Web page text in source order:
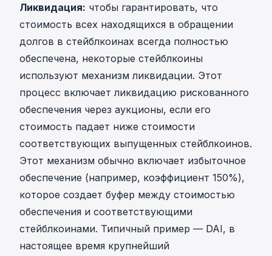
Ликвидация: чтобы гарантировать, что
стоимость всех находящихся в обращении
долгов в стейблкоинах всегда полностью
обеспечена, некоторые стейблкоины
используют механизм ликвидации. Этот
процесс включает ликвидацию рискованного
обеспечения через аукционы, если его
стоимость падает ниже стоимости
соответствующих выпущенных стейблкоинов.
Этот механизм обычно включает избыточное
обеспечение (например, коэффициент 150%),
которое создает буфер между стоимостью
обеспечения и соответствующими
стейблкоинами. Типичный пример — DAI, в
настоящее время крупнейший